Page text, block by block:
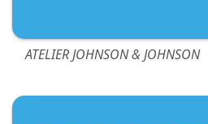
ATELIER JOHNSON & JOHNSON